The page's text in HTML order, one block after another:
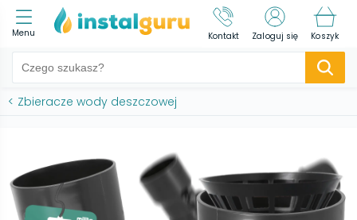
Menu Kontakt Zaloguj się Koszyk
< Zbieracze wody deszczowej